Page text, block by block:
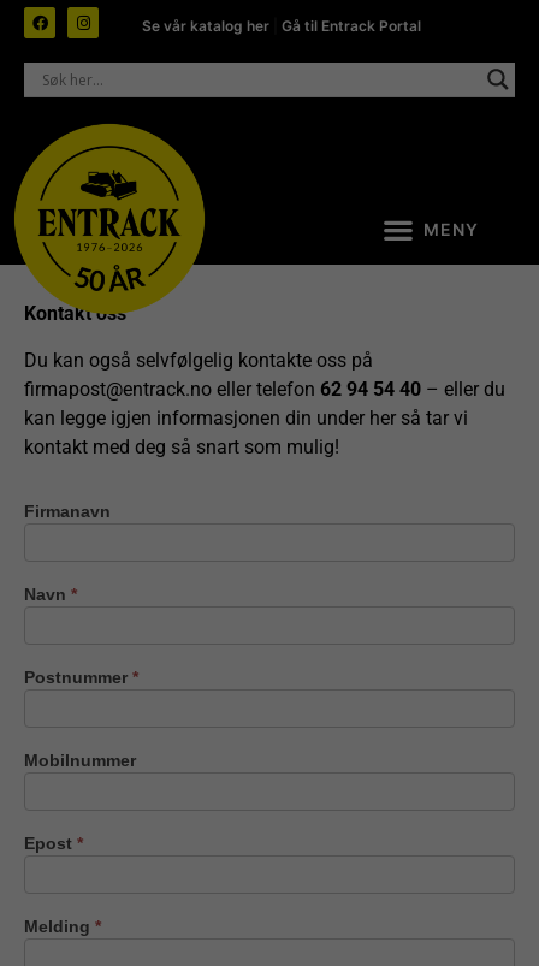
Se vår katalog her |Gå til Entrack Portal
Kontakt oss
Du kan også selvfølgelig kontakte oss på
firmapost@entrack.no eller telefon 62 94 54 40 – eller du
kan legge igjen informasjonen din under her så tar vi
kontakt med deg så snart som mulig!
Kontakt
Firmanavn
Navn *
Postnummer *
Mobilnummer
Epost *
Melding *